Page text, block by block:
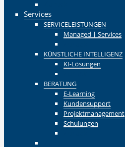
Services
SERVICELEISTUNGEN
Managed | Services
KÜNSTLICHE INTELLIGENZ
KI-Lösungen
BERATUNG
E-Learning
Kundensupport
Projektmanagement
Schulungen